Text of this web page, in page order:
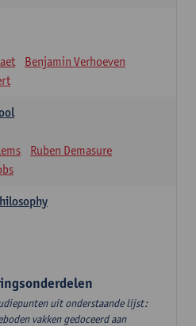
Benjamin Verhoeven
Ruben Demasure
uit onderstaande lijst:
vakken gedoceerd aan